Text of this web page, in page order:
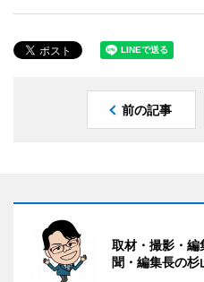
前の記事
取材・撮影・編
聞・編集長の杉